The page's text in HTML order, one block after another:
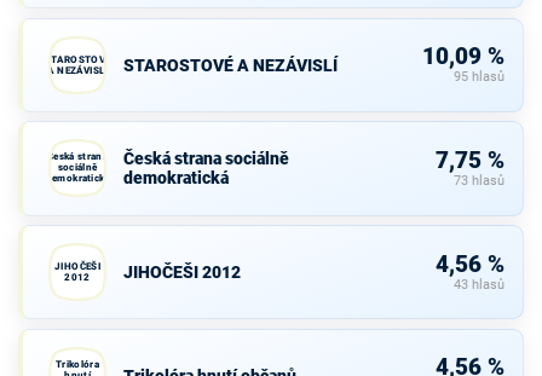
STAROSTOVÉ
A NEZÁVISLÍ
STAROSTOVÉ A NEZÁVISLÍ 10,09 %
95 hlasů
Česká strana
sociálně
demokratická
Česká strana sociálně
demokratická
7,75 %
73 hlasů
JIHOČEŠI
2012
JIHOČEŠI 2012 4,56 %
43 hlasů
Trikolóra 4,56 %